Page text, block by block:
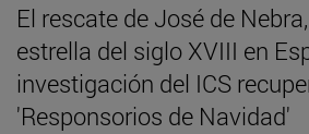
El rescate de José de
estrella del siglo XVIII en
investigación del ICS
'Responsorios de Navidad'